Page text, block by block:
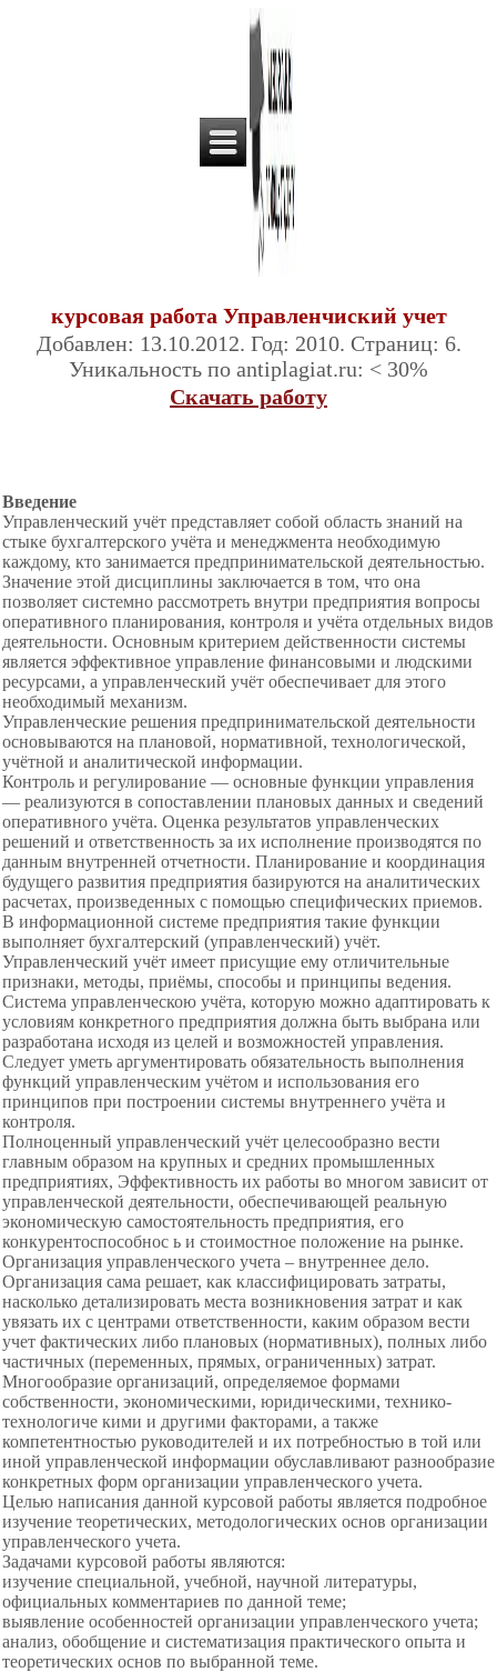
курсовая работа Управленчиский учет
Добавлен: 13.10.2012. Год: 2010. Страниц: 6.
Уникальность по antiplagiat.ru: < 30%
Скачать работу
Введение
Управленческий учёт представляет собой область знаний на
стыке бухгалтерского учёта и менеджмента необходимую
каждому, кто занимается предпринимательской деятельностью.
Значение этой дисциплины заключается в том, что она
позволяет системно рассмотреть внутри предприятия вопросы
оперативного планирования, контроля и учёта отдельных видов
деятельности. Основным критерием действенности системы
является эффективное управление финансовыми и людскими
ресурсами, а управленческий учёт обеспечивает для этого
необходимый механизм.
Управленческие решения предпринимательской деятельности
основываются на плановой, нормативной, технологической,
учётной и аналитической информации.
Контроль и регулирование — основные функции управления
— реализуются в сопоставлении плановых данных и сведений
оперативного учёта. Оценка результатов управленческих
решений и ответственность за их исполнение производятся по
данным внутренней отчетности. Планирование и координация
будущего развития предприятия базируются на аналитических
расчетах, произведенных с помощью специфических приемов.
В информационной системе предприятия такие функции
выполняет бухгалтерский (управленческий) учёт.
Управленческий учёт имеет присущие ему отличительные
признаки, методы, приёмы, способы и принципы ведения.
Система управленческою учёта, которую можно адаптировать к
условиям конкретного предприятия должна быть выбрана или
разработана исходя из целей и возможностей управления.
Следует уметь аргументировать обязательность выполнения
функций управленческим учётом и использования его
принципов при построении системы внутреннего учёта и
контроля.
Полноценный управленческий учёт целесообразно вести
главным образом на крупных и средних промышленных
предприятиях, Эффективность их работы во многом зависит от
управленческой деятельности, обеспечивающей реальную
экономическую самостоятельность предприятия, его
конкурентоспособнос ь и стоимостное положение на рынке.
Организация управленческого учета – внутреннее дело.
Организация сама решает, как классифицировать затраты,
насколько детализировать места возникновения затрат и как
увязать их с центрами ответственности, каким образом вести
учет фактических либо плановых (нормативных), полных либо
частичных (переменных, прямых, ограниченных) затрат.
Многообразие организаций, определяемое формами
собственности, экономическими, юридическими, технико-
технологиче кими и другими факторами, а также
компетентностью руководителей и их потребностью в той или
иной управленческой информации обуславливают разнообразие
конкретных форм организации управленческого учета.
Целью написания данной курсовой работы является подробное
изучение теоретических, методологических основ организации
управленческого учета.
Задачами курсовой работы являются:
изучение специальной, учебной, научной литературы,
официальных комментариев по данной теме;
выявление особенностей организации управленческого учета;
анализ, обобщение и систематизация практического опыта и
теоретических основ по выбранной теме.